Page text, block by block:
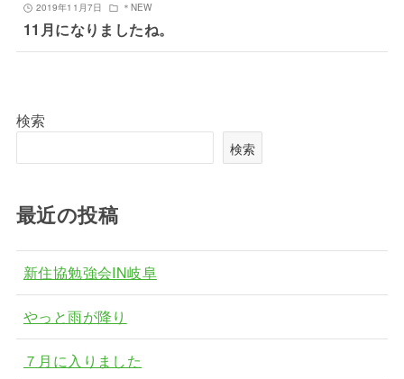
2019年11月7日 ＊NEW
11月になりましたね。
検索
検索
最近の投稿
新住協勉強会IN岐阜
やっと雨が降り
７月に入りました